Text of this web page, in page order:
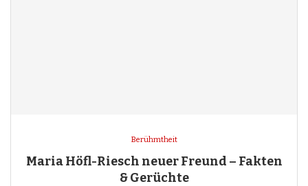
Berühmtheit
Maria Höfl-Riesch neuer Freund – Fakten
& Gerüchte